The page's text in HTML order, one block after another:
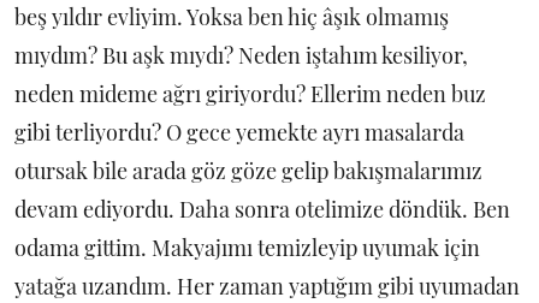
beş yıldır evliyim. Yoksa ben hiç âşık olmamış
mıydım? Bu aşk mıydı? Neden iştahım kesiliyor,
neden mideme ağrı giriyordu? Ellerim neden buz
gibi terliyordu? O gece yemekte ayrı masalarda
otursak bile arada göz göze gelip bakışmalarımız
devam ediyordu. Daha sonra otelimize döndük. Ben
odama gittim. Makyajımı temizleyip uyumak için
yatağa uzandım. Her zaman yaptığım gibi uyumadan